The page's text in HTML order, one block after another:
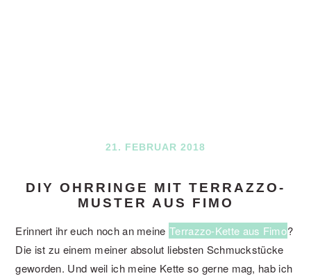
21. FEBRUAR 2018
DIY OHRRINGE MIT TERRAZZO-
MUSTER AUS FIMO
Erinnert ihr euch noch an meine Terrazzo-Kette aus Fimo?
Die ist zu einem meiner absolut liebsten Schmuckstücke
geworden. Und weil ich meine Kette so gerne mag, hab ich